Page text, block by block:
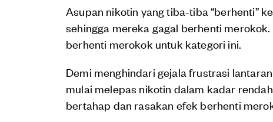
Asupan nikotin yang tiba-tiba “berhenti”
sehingga mereka gagal berhenti
berhenti merokok untuk kategori ini.
Demi menghindari gejala frustrasi
mulai melepas nikotin dalam kadar
bertahap dan rasakan efek berhenti